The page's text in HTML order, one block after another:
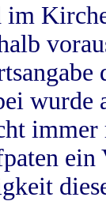
im
wurde